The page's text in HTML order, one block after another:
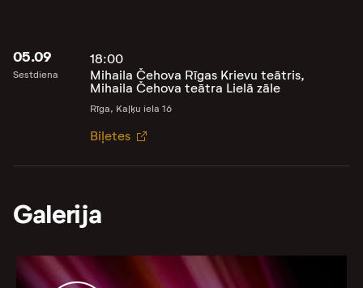
05.09
Sestdiena
18:00
Mihaila Čehova Rīgas Krievu teātris,
Mihaila Čehova teātra Lielā zāle
Rīga, Kaļķu iela 16
Biļetes
Galerija